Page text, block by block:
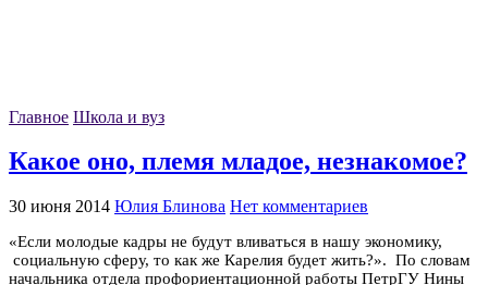
Главное Школа и вуз
Какое оно, племя младое, незнакомое?
30 июня 2014 Юлия Блинова Нет комментариев
«Если молодые кадры не будут вливаться в нашу экономику,
социальную сферу, то как же Карелия будет жить?». По словам
начальника отдела профориентационной работы ПетрГУ Нины